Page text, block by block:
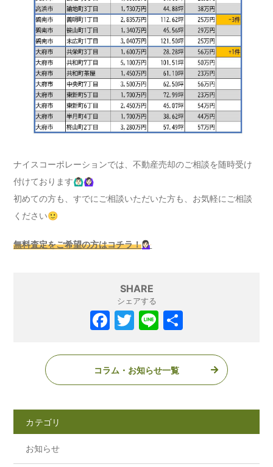
ナイスコーポレーションでは、不動産売却のご相談を随時受け
付けております🙆🏻‍♂️🙆🏻‍♀️
初めての方も、すでにご相談いただいた方も、お気軽にご相談
ください🙂
無料査定をご希望の方はコチラ！💁🏻‍♀️
SHARE
シェアする
コラム・お知らせ一覧
カテゴリ
お知らせ